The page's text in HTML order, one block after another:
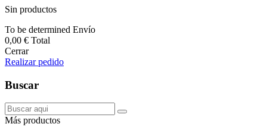
Sin productos
To be determined Envío
0,00 € Total
Cerrar
Realizar pedido
Buscar
Más productos